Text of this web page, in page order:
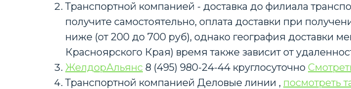
Транспортной компанией - доставка до филиала
получите самостоятельно, оплата доставки при
ниже (от 200 до 700 руб), однако география доставки
Красноярского Края) время также зависит от
ЖелдорАльянс 8 (495) 980-24-44 круглосуточно
Транспортной компанией Деловые линии , посмотреть